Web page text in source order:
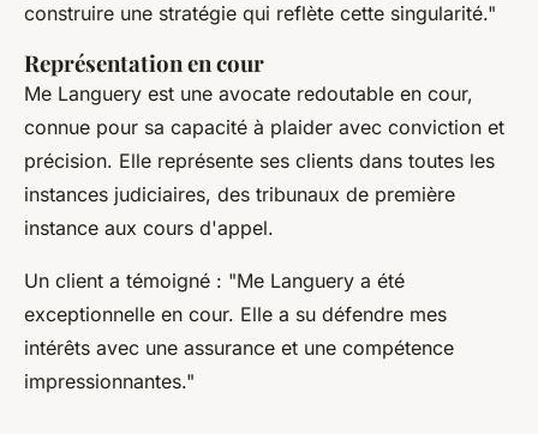
construire une stratégie qui reflète cette singularité."
Représentation en cour
Me Languery est une avocate redoutable en cour,
connue pour sa capacité à plaider avec conviction et
précision. Elle représente ses clients dans toutes les
instances judiciaires, des tribunaux de première
instance aux cours d'appel.
Un client a témoigné : "Me Languery a été
exceptionnelle en cour. Elle a su défendre mes
intérêts avec une assurance et une compétence
impressionnantes."